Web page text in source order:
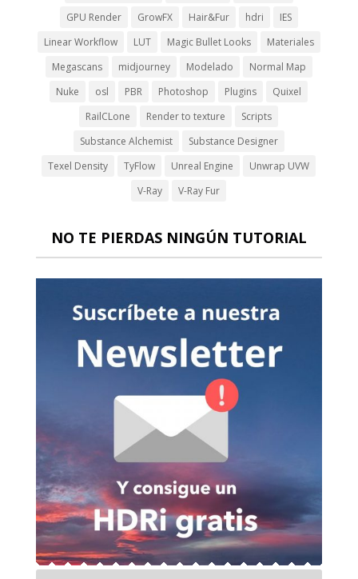
GPU Render GrowFX Hair&Fur hdri
IES
Linear Workflow
LUT Magic Bullet Looks
Materiales
Megascans
midjourney Modelado
Normal Map
Nuke
osl PBR Photoshop Plugins
Quixel
RailCLone
Render to texture
Scripts
Substance Alchemist
Substance Designer
Texel Density
TyFlow Unreal Engine
Unwrap UVW
V-Ray
V-Ray Fur
NO TE PIERDAS NINGÚN TUTORIAL